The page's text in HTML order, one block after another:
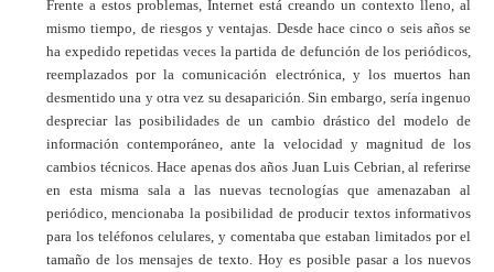
Frente a estos problemas, Internet está creando un contexto lleno, al
mismo tiempo, de riesgos y ventajas. Desde hace cinco o seis años se
ha expedido repetidas veces la partida de defunción de los periódicos,
reemplazados por la comunicación electrónica, y los muertos han
desmentido una y otra vez su desaparición. Sin embargo, sería ingenuo
despreciar las posibilidades de un cambio drástico del modelo de
información contemporáneo, ante la velocidad y magnitud de los
cambios técnicos. Hace apenas dos años Juan Luis Cebrian, al referirse
en esta misma sala a las nuevas tecnologías que amenazaban al
periódico, mencionaba la posibilidad de producir textos informativos
para los teléfonos celulares, y comentaba que estaban limitados por el
tamaño de los mensajes de texto. Hoy es posible pasar a los nuevos